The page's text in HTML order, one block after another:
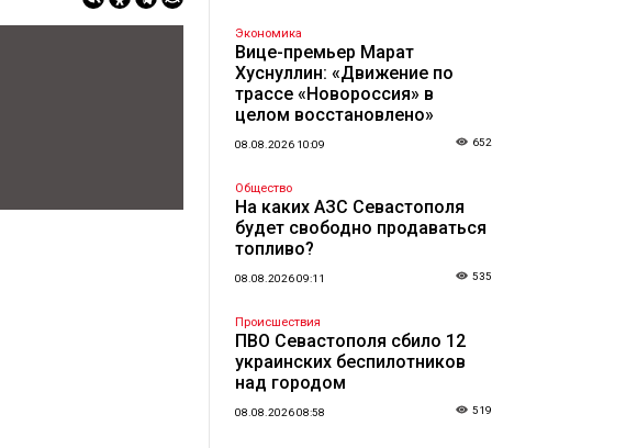
Экономика
Вице-премьер Марат
Хуснуллин: «Движение по
трассе «Новороссия» в
целом восстановлено»
08.08.2026 10:09 652
Общество
На каких АЗС Севастополя
будет свободно продаваться
топливо?
08.08.2026 09:11 535
Происшествия
ПВО Севастополя сбило 12
украинских беспилотников
над городом
08.08.2026 08:58 519